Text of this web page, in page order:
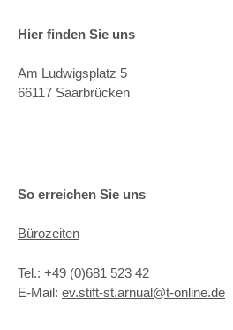
Hier finden Sie uns
Am Ludwigsplatz 5
66117 Saarbrücken
So erreichen Sie uns
Bürozeiten
Tel.: +49 (0)681 523 42
E-Mail: ev.stift-st.arnual@t-online.de